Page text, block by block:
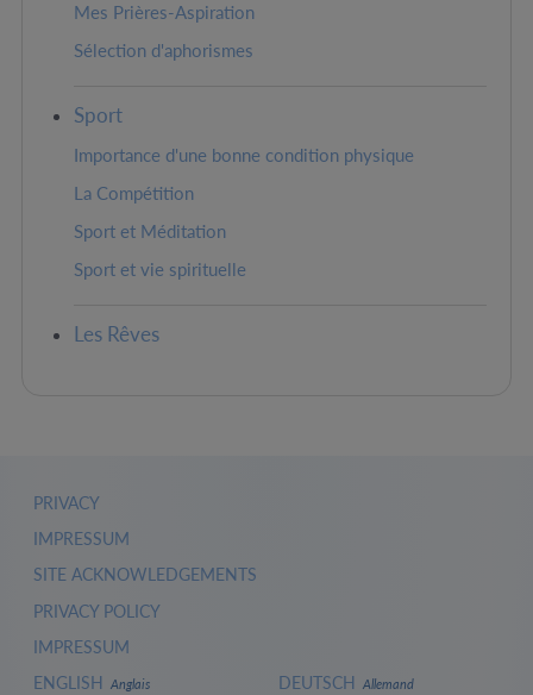
Mes Prières-Aspiration
Sélection d'aphorismes
Sport
Importance d'une bonne condition physique
La Compétition
Sport et Méditation
Sport et vie spirituelle
Les Rêves
PRIVACY
IMPRESSUM
SITE ACKNOWLEDGEMENTS
PRIVACY POLICY
IMPRESSUM
ENGLISH Anglais DEUTSCH Allemand